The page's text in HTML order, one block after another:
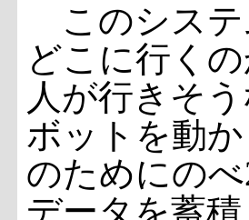
このシステ
どこに行く
人が行きそ
ボットを動
のためにの
データを蓄